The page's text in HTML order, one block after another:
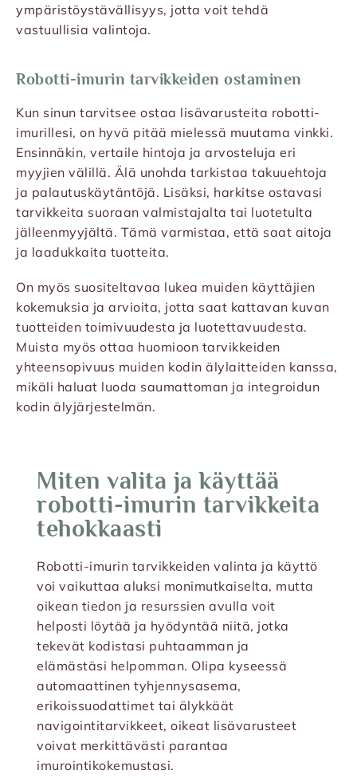
ympäristöystävällisyys, jotta voit tehdä
vastuullisia valintoja.
Robotti-imurin tarvikkeiden ostaminen
Kun sinun tarvitsee ostaa lisävarusteita robotti-
imurillesi, on hyvä pitää mielessä muutama vinkki.
Ensinnäkin, vertaile hintoja ja arvosteluja eri
myyjien välillä. Älä unohda tarkistaa takuuehtoja
ja palautuskäytäntöjä. Lisäksi, harkitse ostavasi
tarvikkeita suoraan valmistajalta tai luotetulta
jälleenmyyjältä. Tämä varmistaa, että saat aitoja
ja laadukkaita tuotteita.
On myös suositeltavaa lukea muiden käyttäjien
kokemuksia ja arvioita, jotta saat kattavan kuvan
tuotteiden toimivuudesta ja luotettavuudesta.
Muista myös ottaa huomioon tarvikkeiden
yhteensopivuus muiden kodin älylaitteiden kanssa,
mikäli haluat luoda saumattoman ja integroidun
kodin älyjärjestelmän.
Miten valita ja käyttää
robotti-imurin tarvikkeita
tehokkaasti
Robotti-imurin tarvikkeiden valinta ja käyttö
voi vaikuttaa aluksi monimutkaiselta, mutta
oikean tiedon ja resurssien avulla voit
helposti löytää ja hyödyntää niitä, jotka
tekevät kodistasi puhtaamman ja
elämästäsi helpomman. Olipa kyseessä
automaattinen tyhjennysasema,
erikoissuodattimet tai älykkäät
navigointitarvikkeet, oikeat lisävarusteet
voivat merkittävästi parantaa
imurointikokemustasi.